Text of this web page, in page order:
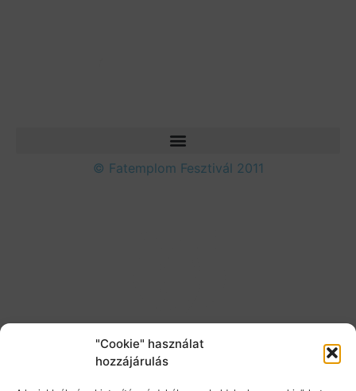
"Cookie" használat
hozzájárulás
© Fatemplom Fesztivál 2011